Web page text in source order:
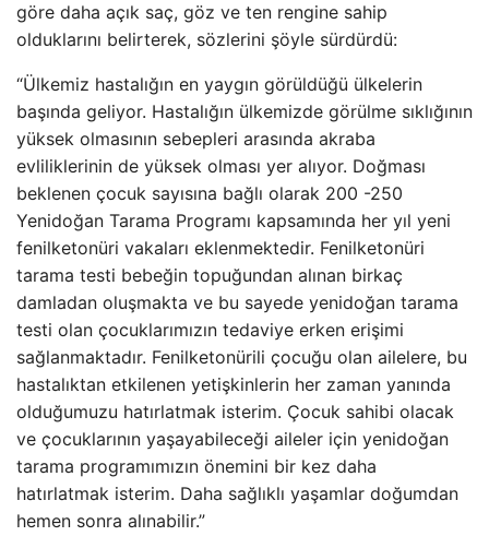
göre daha açık saç, göz ve ten rengine sahip
olduklarını belirterek, sözlerini şöyle sürdürdü:
“Ülkemiz hastalığın en yaygın görüldüğü ülkelerin
başında geliyor. Hastalığın ülkemizde görülme sıklığının
yüksek olmasının sebepleri arasında akraba
evliliklerinin de yüksek olması yer alıyor. Doğması
beklenen çocuk sayısına bağlı olarak 200 -250
Yenidoğan Tarama Programı kapsamında her yıl yeni
fenilketonüri vakaları eklenmektedir. Fenilketonüri
tarama testi bebeğin topuğundan alınan birkaç
damladan oluşmakta ve bu sayede yenidoğan tarama
testi olan çocuklarımızın tedaviye erken erişimi
sağlanmaktadır. Fenilketonürili çocuğu olan ailelere, bu
hastalıktan etkilenen yetişkinlerin her zaman yanında
olduğumuzu hatırlatmak isterim. Çocuk sahibi olacak
ve çocuklarının yaşayabileceği aileler için yenidoğan
tarama programımızın önemini bir kez daha
hatırlatmak isterim. Daha sağlıklı yaşamlar doğumdan
hemen sonra alınabilir.”